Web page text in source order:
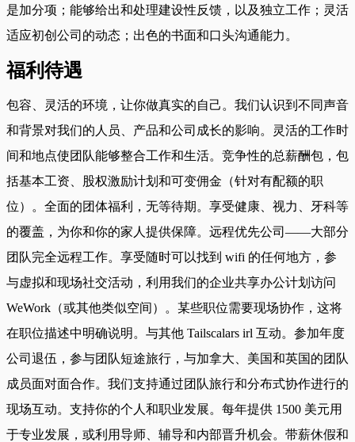
是加分项；能够给出和处理建设性反馈，以及独立工作；灵活
适应初创公司的动态；出色的书面和口头沟通能力。
福利待遇
包容、灵活的环境，让你做真实的自己。我们认识到不同声音
和背景对我们的人员、产品和公司成长的影响。灵活的工作时
间和地点使团队能够整合工作和生活。竞争性的总薪酬包，包
括基本工资、股权激励计划和可变佣金（针对有配额的职
位）。全面的团体福利，无等待期。享受健康、视力、牙科等
的覆盖，为你和你的家人提供保障。远程优先公司——大部分
团队完全远程工作。享受随时可以找到 wifi 的任何地方，参
与虚拟和现场社交活动，利用我们的企业共享办公计划访问
WeWork（或其他类似空间）。某些职位需要现场协作，这将
在职位描述中明确说明。与其他 Tailscalars irl 互动。参加年度
公司退伍，参与团队短途旅行，与加拿大、美国和英国的团队
成员面对面合作。我们支持通过团队旅行和分布式协作进行的
现场互动。支持你的个人和职业发展。每年提供 1500 美元用
于专业发展，或利用导师、辅导和内部晋升机会。带薪休假和